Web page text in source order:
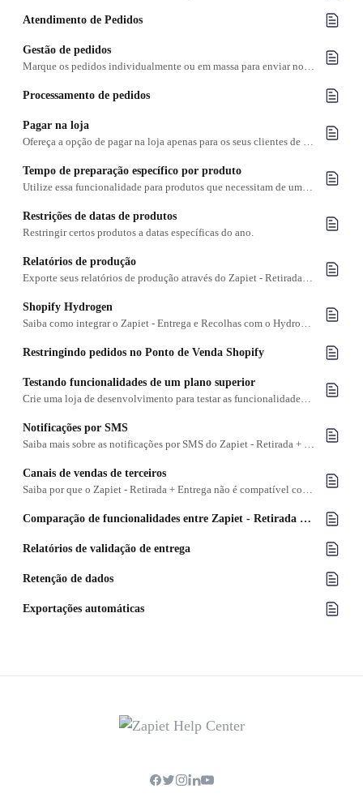
Atendimento de Pedidos
Gestão de pedidos
Marque os pedidos individualmente ou em massa para enviar notificações aos seus clientes sobre as alterações de status dos pedidos.
Processamento de pedidos
Pagar na loja
Ofereça a opção de pagar na loja apenas para os seus clientes de recolha
Tempo de preparação específico por produto
Utilize essa funcionalidade para produtos que necessitam de um tempo de preparação diferente do restante.
Restrições de datas de produtos
Restringir certos produtos a datas específicas do ano.
Relatórios de produção
Exporte seus relatórios de produção através do Zapiet - Retirada + Entrega para um arquivo CSV.
Shopify Hydrogen
Saiba como integrar o Zapiet - Entrega e Recolhas com o Hydrogen
Restringindo pedidos no Ponto de Venda Shopify
Testando funcionalidades de um plano superior
Crie uma loja de desenvolvimento para testar as funcionalidades de um plano superior sem precisar fazer upgrade.
Notificações por SMS
Saiba mais sobre as notificações por SMS do Zapiet - Retirada + Entrega
Canais de vendas de terceiros
Saiba por que o Zapiet - Retirada + Entrega não é compatível com canais de vendas de terceiros
Comparação de funcionalidades entre Zapiet ‑ Retirada + Entrega e Zapiet Eats
Relatórios de validação de entrega
Retenção de dados
Exportações automáticas